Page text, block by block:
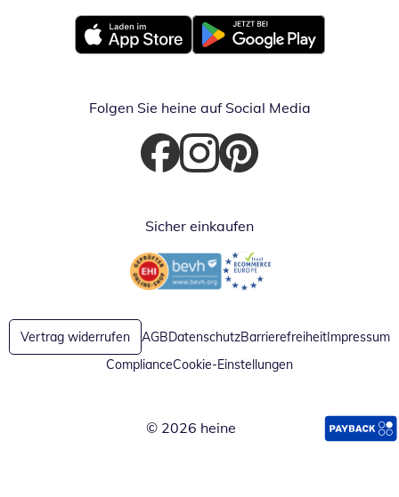
Öffnet in neuem FensterÖffnet in neuem Fenster
Folgen Sie heine auf Social Media
Öffnet in neuem Fenster
Öffnet in neuem Fenster
Öffnet in neuem Fenster
Sicher einkaufen
Öffnet in neuem FensterÖffnet in neuem Fenster
Vertrag widerrufen AGBDatenschutzBarrierefreiheitImpressum
ComplianceCookie-Einstellungen
© 2026 heine